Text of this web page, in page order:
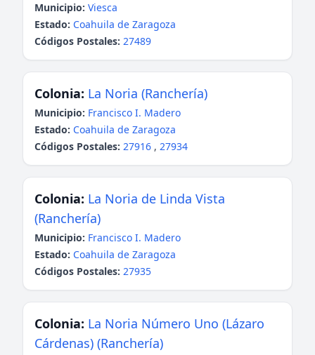
Municipio: Viesca
Estado: Coahuila de Zaragoza
Códigos Postales: 27489
Colonia: La Noria (Ranchería)
Municipio: Francisco I. Madero
Estado: Coahuila de Zaragoza
Códigos Postales: 27916 , 27934
Colonia: La Noria de Linda Vista
(Ranchería)
Municipio: Francisco I. Madero
Estado: Coahuila de Zaragoza
Códigos Postales: 27935
Colonia: La Noria Número Uno (Lázaro
Cárdenas) (Ranchería)